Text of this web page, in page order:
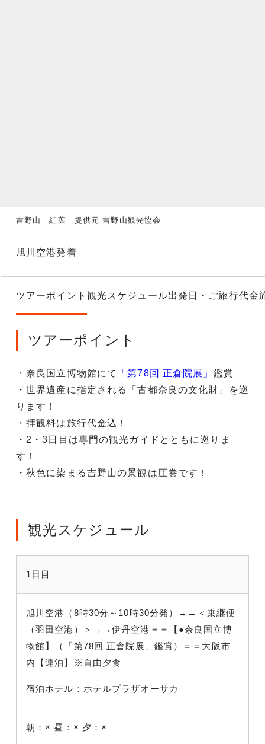
吉野山 紅葉 提供元 吉野山観光協会
旭川空港発着
ツアーポイント 観光スケジュール出発日・ご旅行代金
ツアーポイント
・奈良国立博物館にて 「第78回 正倉院展」 鑑賞
・世界遺産に指定される「古都奈良の文化財」を巡
ります！
・拝観料は旅行代金込！
・2・3日目は専門の観光ガイドとともに巡りま
す！
・秋色に染まる吉野山の景観は圧巻です！
観光スケジュール
1日目
旭川空港（8時30分～10時30分発）→→＜乗継便
（羽田空港）＞→→伊丹空港＝＝【●奈良国立博
物館】（「第78回 正倉院展」鑑賞）＝＝大阪市
内【連泊】※自由夕食
宿泊ホテル：ホテルプラザオーサカ
朝：× 昼：× 夕：×